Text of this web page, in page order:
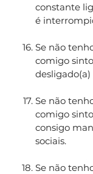
constante
é
Se não
comigo
Se não
comigo
consigo
sociais.
Se não